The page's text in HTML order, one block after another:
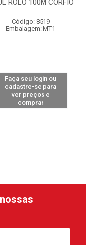
ROLO 100M CORFIO
Código: 8519
Embalagem: MT1
Faça seu login ou
cadastre-se para
ver preços e
comprar